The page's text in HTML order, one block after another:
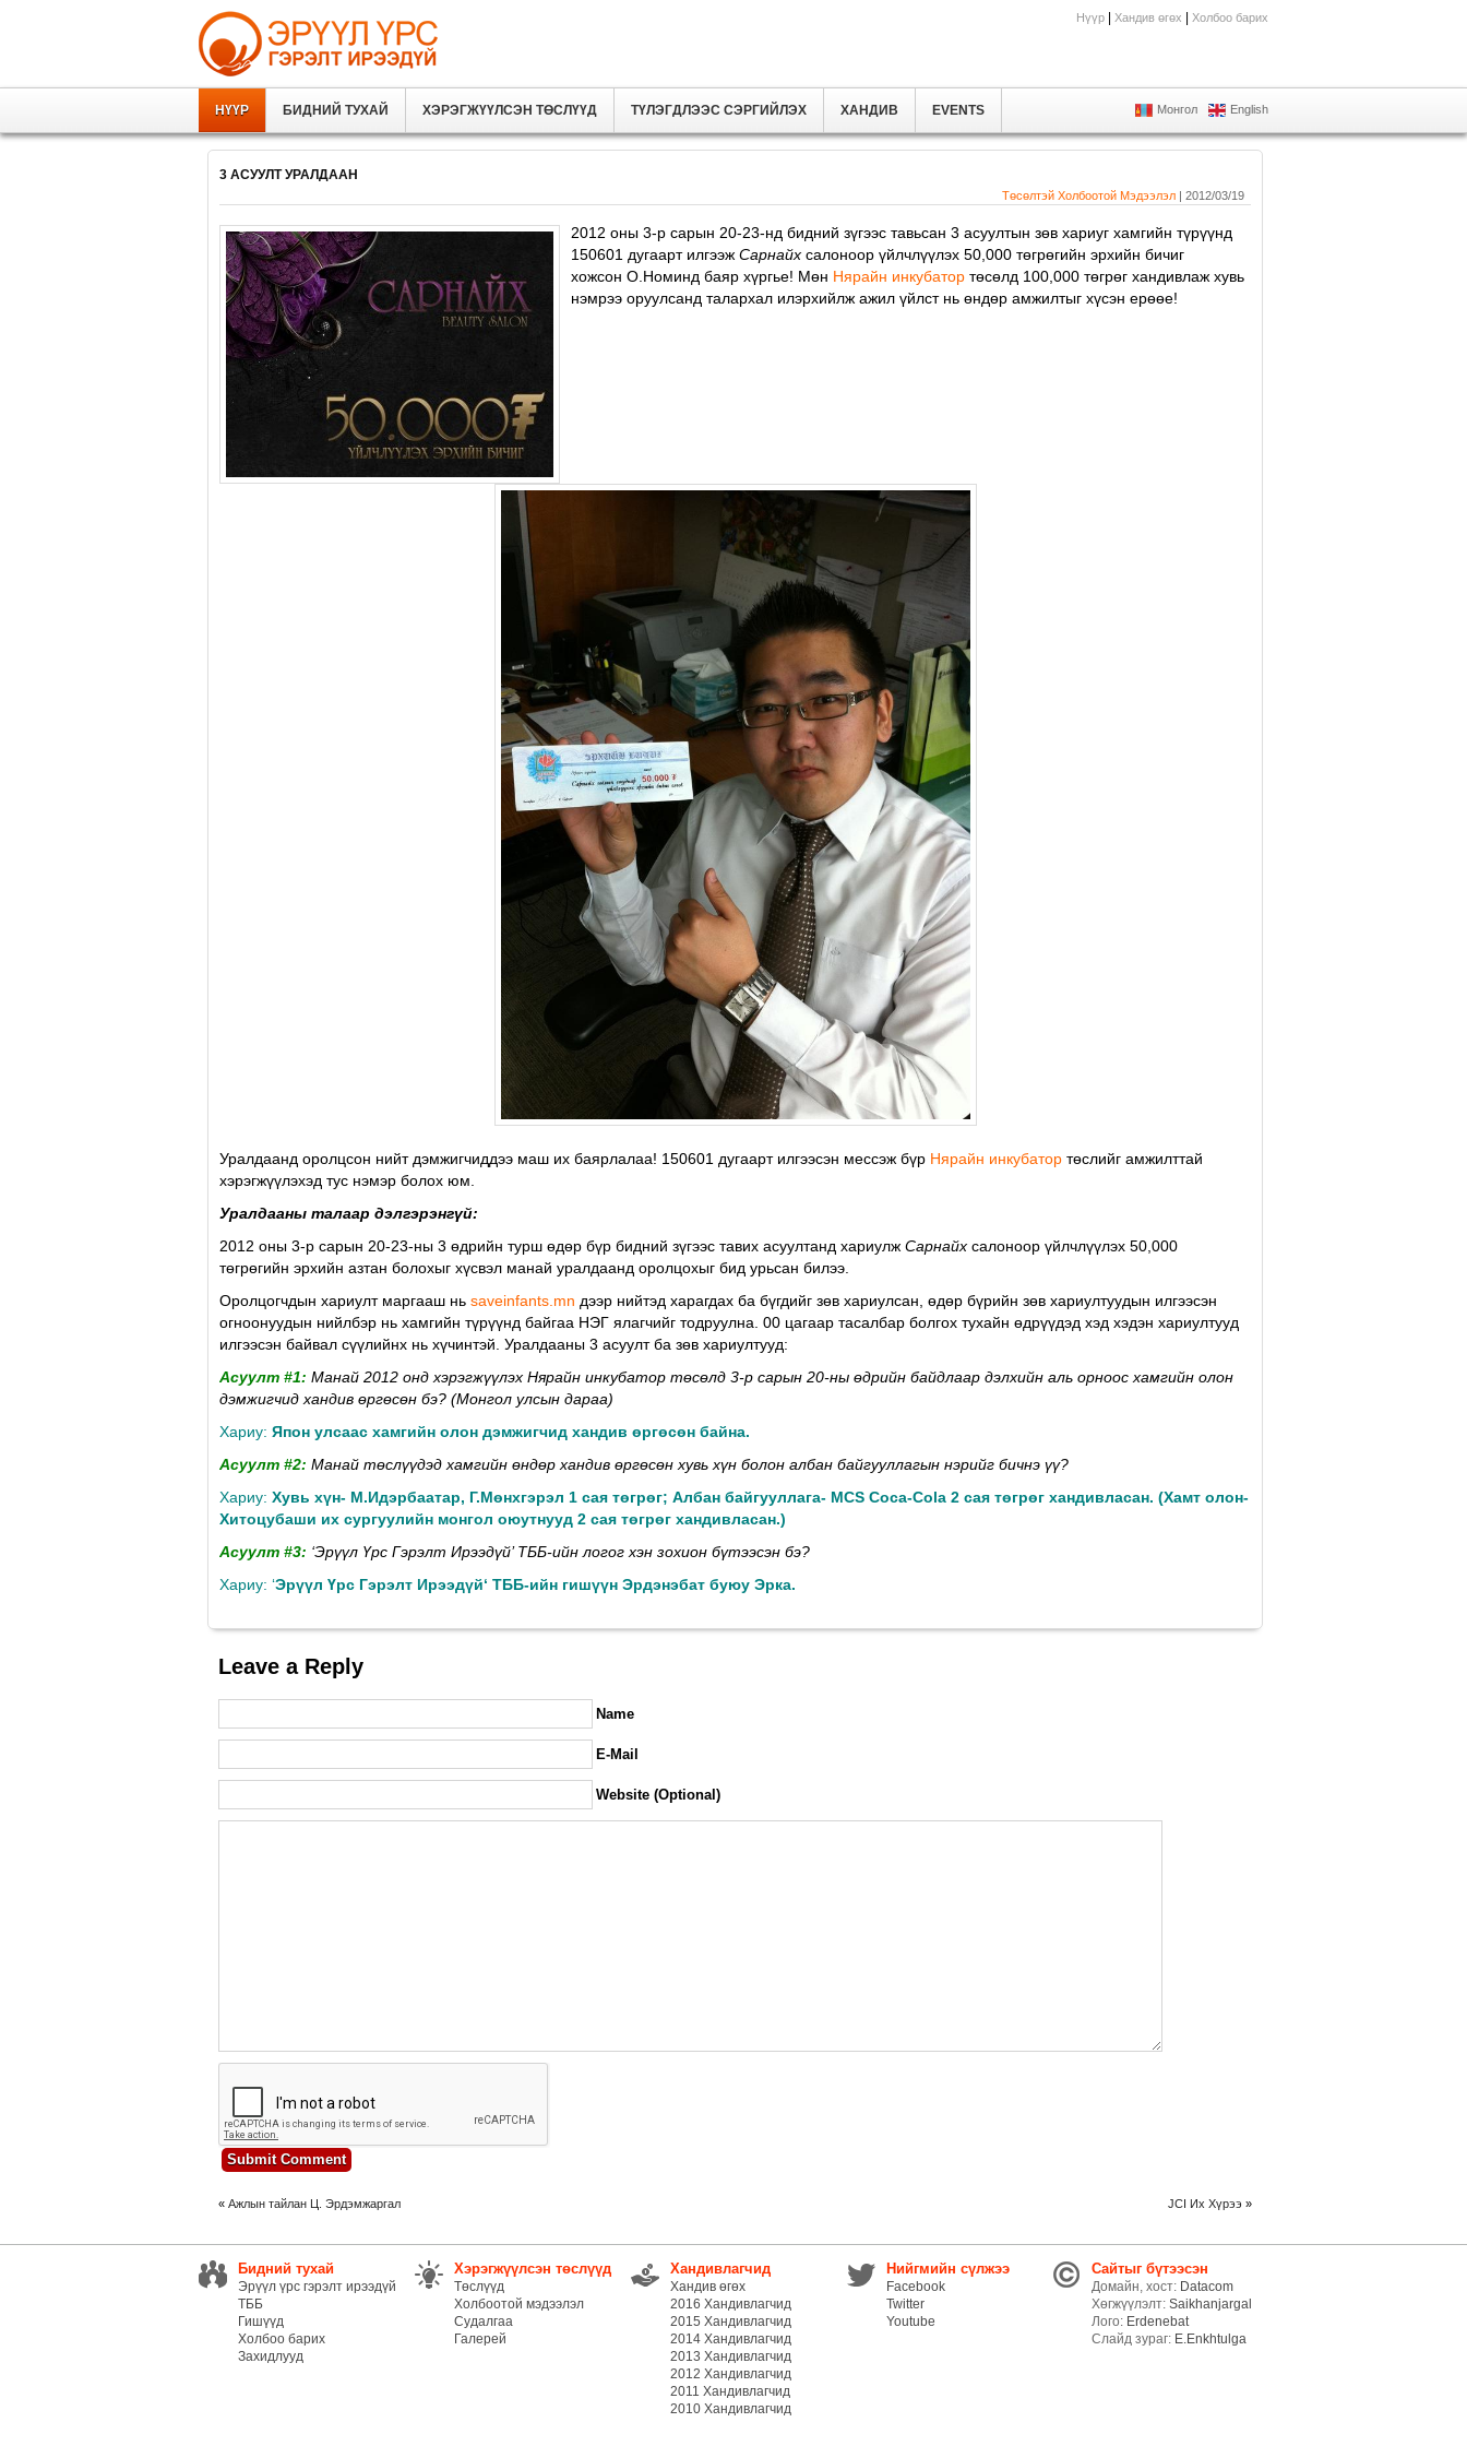
Монгол English
Нүүр Хандив өгөх Холбоо барих
НҮҮР БИДНИЙ ТУХАЙ ХЭРЭГЖҮҮЛСЭН ТӨСЛҮҮД ТҮЛЭГДЛЭЭС СЭРГИЙЛЭХ ХАНДИВ EVENTS
3 АСУУЛТ УРАЛДААН
Төсөлтэй Холбоотой Мэдээлэл | 2012/03/19
2012 оны 3-р сарын 20-23-нд бидний зүгээс тавьсан 3 асуултын зөв хариуг хамгийн түрүүнд
150601 дугаарт илгээж Сарнайх салоноор үйлчлүүлэх 50,000 төгрөгийн эрхийн бичиг
хожсон О.Номинд баяр хүргье! Мөн Нярайн инкубатор төсөлд 100,000 төгрөг хандивлаж хувь
нэмрээ оруулсанд талархал илэрхийлж ажил үйлст нь өндөр амжилтыг хүсэн ерөөе!
Уралдаанд оролцсон нийт дэмжигчиддээ маш их баярлалаа! 150601 дугаарт илгээсэн мессэж бүр Нярайн инкубатор төслийг амжилттай
хэрэгжүүлэхэд тус нэмэр болох юм.
Уралдааны талаар дэлгэрэнгүй:
2012 оны 3-р сарын 20-23-ны 3 өдрийн турш өдөр бүр бидний зүгээс тавих асуултанд хариулж Сарнайх салоноор үйлчлүүлэх 50,000
төгрөгийн эрхийн азтан болохыг хүсвэл манай уралдаанд оролцохыг бид урьсан билээ.
Оролцогчдын хариулт маргааш нь saveinfants.mn дээр нийтэд харагдах ба бүгдийг зөв хариулсан, өдөр бүрийн зөв хариултуудын илгээсэн
огноонуудын нийлбэр нь хамгийн түрүүнд байгаа НЭГ ялагчийг тодруулна. 00 цагаар тасалбар болгох тухайн өдрүүдэд хэд хэдэн хариултууд
илгээсэн байвал сүүлийнх нь хүчинтэй. Уралдааны 3 асуулт ба зөв хариултууд:
Aсуулт #1: Манай 2012 онд хэрэгжүүлэх Нярайн инкубатор төсөлд 3-р сарын 20-ны өдрийн байдлаар дэлхийн аль орноос хамгийн олон
дэмжигчид хандив өргөсөн бэ? (Монгол улсын дараа)
Хариу: Япон улсаас хамгийн олон дэмжигчид хандив өргөсөн байна.
Aсуулт #2: Манай төслүүдэд хамгийн өндөр хандив өргөсөн хувь хүн болон албан байгууллагын нэрийг бичнэ үү?
Хариу: Хувь хүн- М.Идэрбаатар, Г.Мөнхгэрэл 1 сая төгрөг; Албан байгууллага- MCS Coca-Cola 2 сая төгрөг хандивласан. (Xамт олон-
Хитоцубаши их сургуулийн монгол оюутнууд 2 сая төгрөг хандивласан.)
Aсуулт #3: ‘Эрүүл Үрс Гэрэлт Ирээдүй’ ТББ-ийн логог хэн зохион бүтээсэн бэ?
Хариу: ‘Эрүүл Үрс Гэрэлт Ирээдүй‘ ТББ-ийн гишүүн Эрдэнэбат буюу Эрка.
Leave a Reply
Name
E-Mail
Website (Optional)
« Ажлын тайлан Ц. Эрдэмжаргал JCI Их Хүрээ »
Бидний тухай
Эрүүл үрс гэрэлт ирээдүй
ТББ
Гишүүд
Холбоо барих
Захидлууд
Хэрэгжүүлсэн төслүүд
Төслүүд
Холбоотой мэдээлэл
Судалгаа
Галерей
Хандивлагчид
Хандив өгөх
2016 Хандивлагчид
2015 Хандивлагчид
2014 Хандивлагчид
2013 Хандивлагчид
2012 Хандивлагчид
2011 Хандивлагчид
2010 Хандивлагчид
Нийгмийн сүлжээ
Facebook
Twitter
Youtube
Сайтыг бүтээсэн
Домайн, хост: Datacom
Хөгжүүлэлт: Saikhanjargal
Лого: Erdenebat
Слайд зураг: E.Enkhtulga